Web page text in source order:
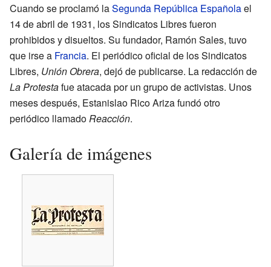
Cuando se proclamó laSegunda República Españolael
14 de abril de 1931, los Sindicatos Libres fueron
prohibidos y disueltos. Su fundador, Ramón Sales, tuvo
que irse a Francia. El periódico oficial de los Sindicatos
Libres, Unión Obrera, dejó de publicarse. La redacción de
La Protestafue atacada por un grupo de activistas. Unos
meses después, Estanislao Rico Ariza fundó otro
periódico llamadoReacción.
Galería de imágenes